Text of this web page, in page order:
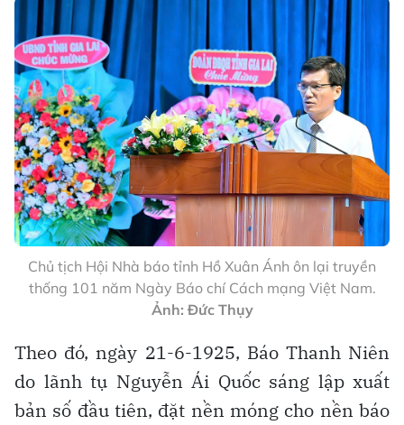
Chủ tịch Hội Nhà báo tỉnh Hồ Xuân Ánh ôn lại truyền
thống 101 năm Ngày Báo chí Cách mạng Việt Nam.
Ảnh: Đức Thụy
Theo đó, ngày 21-6-1925, Báo Thanh Niên
do lãnh tụ Nguyễn Ái Quốc sáng lập xuất
bản số đầu tiên, đặt nền móng cho nền báo